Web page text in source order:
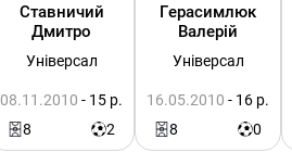
Ставничий
Дмитро
Універсал
08.11.2010 - 15 р.
8
2
Герасимлюк
Валерій
Універсал
16.05.2010 - 16 р.
8
0